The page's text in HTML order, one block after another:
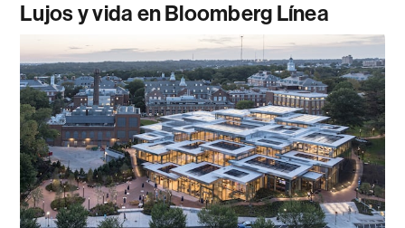
Lujos y vida en Bloomberg Línea